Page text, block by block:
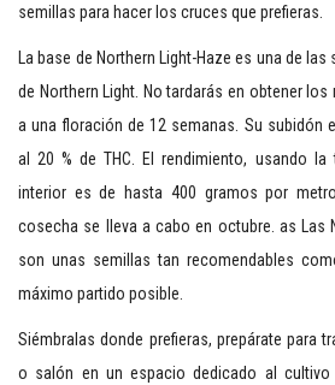
semillas para hacer los cruces que prefieras.
La base de Northern Light-Haze es una de
de Northern Light. No tardarás en obtener
a una floración de 12 semanas. Su subidón
al 20 % de THC. El rendimiento, usando la
interior es de hasta 400 gramos por
cosecha se lleva a cabo en octubre. as Las
son unas semillas tan recomendables
máximo partido posible.
Siémbralas donde prefieras, prepárate para
o salón en un espacio dedicado al